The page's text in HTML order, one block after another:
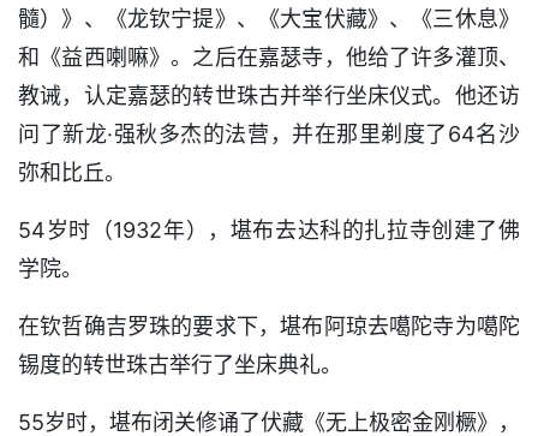
髓）》、《龙钦宁提》、《大宝伏藏》、《三休息》
和《益西喇嘛》。之后在嘉瑟寺，他给了许多灌顶、
教诫，认定嘉瑟的转世珠古并举行坐床仪式。他还访
问了新龙·强秋多杰的法营，并在那里剃度了64名沙
弥和比丘。
54岁时（1932年），堪布去达科的扎拉寺创建了佛
学院。
在钦哲确吉罗珠的要求下，堪布阿琼去噶陀寺为噶陀
锡度的转世珠古举行了坐床典礼。
55岁时，堪布闭关修诵了伏藏《无上极密金刚橛》，